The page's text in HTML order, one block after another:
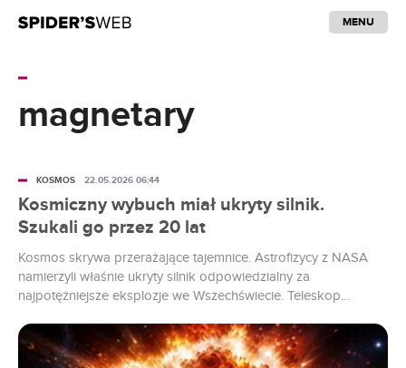
MENU
magnetary
Kosmiczny wybuch miał ukryty silnik.
Szukali go przez 20 lat
Kosmos skrywa przerażające tajemnice. Astrofizycy z NASA
namierzyli właśnie ukryty silnik odpowiedzialny za
najpotężniejsze eksplozje we Wszechświecie. Teleskop
niemal 20 lat. Promieniowanie gamma z superjasnej
supernowej SN 2017egm wskazuje na coś, co wcześniej było
KOSMOS 22.05.2026 06:44